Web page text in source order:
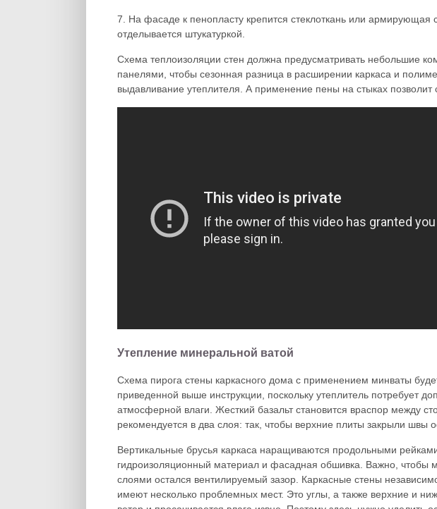
7. На фасаде к пенопласту крепится стеклоткань или армирующая
отделывается штукатуркой.
Схема теплоизоляции стен должна предусматривать небольшие
панелями, чтобы сезонная разница в расширении каркаса и
выдавливание утеплителя. А применение пены на стыках позволит
Утепление минеральной ватой
Схема пирога стены каркасного дома с применением минваты
приведенной выше инструкции, поскольку утеплитель потребует
атмосферной влаги. Жесткий базальт становится враспор между
рекомендуется в два слоя: так, чтобы верхние плиты закрыли швы
Вертикальные брусья каркаса наращиваются продольными
гидроизоляционный материал и фасадная обшивка. Важно, чтобы
слоями остался вентилируемый зазор. Каркасные стены
имеют несколько проблемных мест. Это углы, а также верхние и